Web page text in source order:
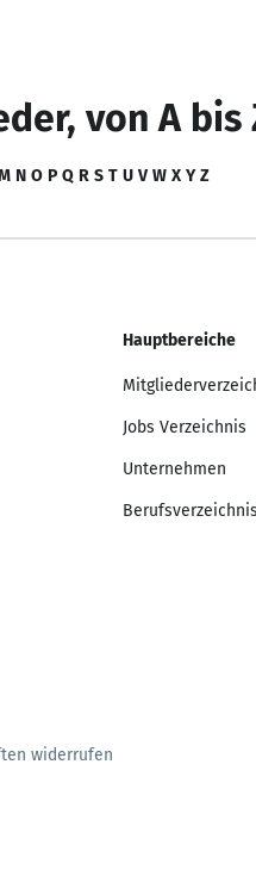
von A bis
N O P Q R S T U V W X Y Z
Hauptbereiche
Jobs Verzeichnis
Unternehmen
Berufsverzeichnis
widerrufen